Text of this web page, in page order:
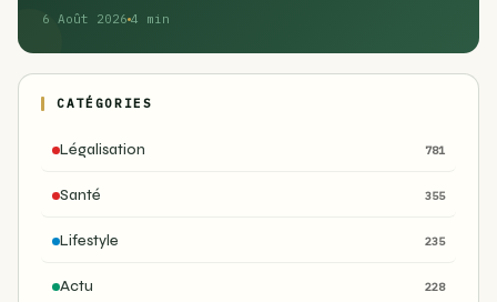
6 Août 2026 4 min
CATÉGORIES
Légalisation 781
Santé 355
Lifestyle 235
Actu 228